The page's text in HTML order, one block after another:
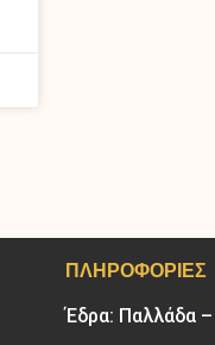
ΠΛΗΡΟΦΟΡΊΕΣ
Έδρα: Παλλάδα